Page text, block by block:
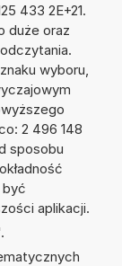
433 2E+21.
duże oraz
wyboru,
2 496 148
sposobu
być
aplikacji.